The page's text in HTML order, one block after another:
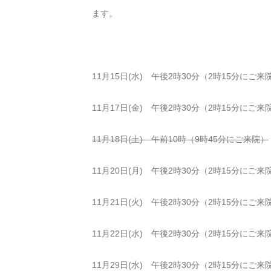
ます。
11月15日(水) 午後2時30分（2時15分にご来院
11月17日(金) 午後2時30分（2時15分にご来院
11月18日(土) 午前10時（9時45分にご来院）
11月20日(月) 午後2時30分（2時15分にご来院
11月21日(火) 午後2時30分（2時15分にご来院
11月22日(水) 午後2時30分（2時15分にご来院
11月29日(水) 午後2時30分（2時15分にご来院